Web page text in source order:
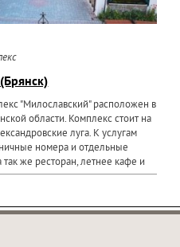
"Милославский" расположен в
области. Комплекс стоит на
луга. К услугам
номера и отдельные
же ресторан, летнее кафе и